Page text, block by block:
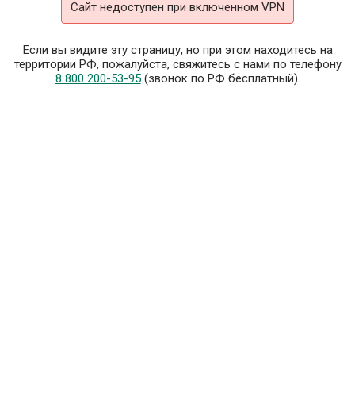
Сайт недоступен при включенном VPN
Если вы видите эту страницу, но при этом находитесь на
территории РФ, пожалуйста, свяжитесь с нами по телефону
8 800 200-53-95(звонок по РФ бесплатный).